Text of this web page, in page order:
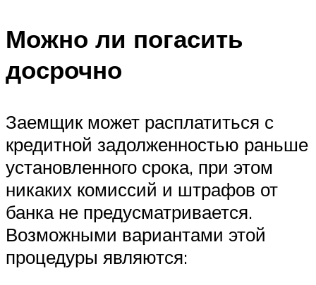
Можно ли погасить
досрочно
Заемщик может расплатиться с
кредитной задолженностью раньше
установленного срока, при этом
никаких комиссий и штрафов от
банка не предусматривается.
Возможными вариантами этой
процедуры являются: